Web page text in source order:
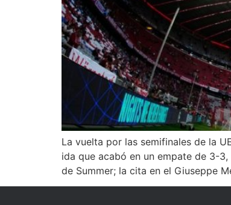
La vuelta por las semifinales de la
ida que acabó en un empate de 3-
de Summer; la cita en el Giuseppe